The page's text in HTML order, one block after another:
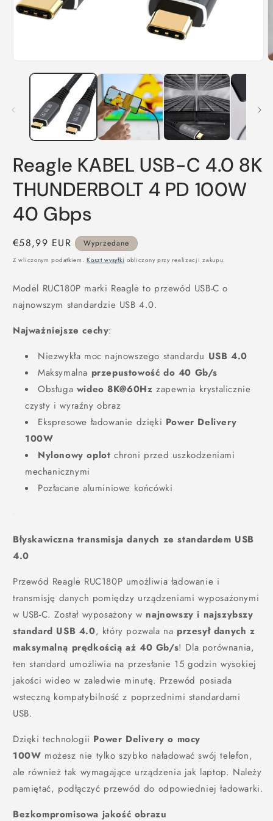
multimedia
modalnym
Reagle KABEL USB-C 4.0 8K
THUNDERBOLT 4 PD 100W
40 Gbps
Cena
regularna
€58,99 EUR Wyprzedane
Z wliczonym podatkiem.Koszt wysyłki obliczony przy realizacji zakupu.
Model RUC180P marki Reagle to przewód USB-C o
najnowszym standardzie USB 4.0.
Najważniejsze cechy:
Niezwykła moc najnowszego standardu USB 4.0
Maksymalna przepustowość do 40 Gb/s
Obsługa wideo 8K@60Hz zapewnia krystalicznie
czysty i wyraźny obraz
Ekspresowe ładowanie dzięki Power Delivery
100W
Nylonowy oplot chroni przed uszkodzeniami
mechanicznymi
Pozłacane aluminiowe końcówki
Błyskawiczna transmisja danych ze standardem USB
4.0
Przewód Reagle RUC180P umożliwia ładowanie i
transmisję danych pomiędzy urządzeniami wyposażonymi
w USB-C. Został wyposażony w najnowszy i najszybszy
standard USB 4.0, który pozwala na przesył danych z
maksymalną prędkością aż 40 Gb/s! Dla porównania,
ten standard umożliwia na przesłanie 15 godzin wysokiej
jakości wideo w zaledwie minutę. Przewód posiada
wsteczną kompatybilność z poprzednimi standardami
USB.
Dzięki technologii Power Delivery o mocy
100W możesz nie tylko szybko naładować swój telefon,
ale również tak wymagające urządzenia jak laptop. Należy
pamiętać, podłączyć przewód do odpowiedniej ładowarki.
Bezkompromisowa jakość obrazu